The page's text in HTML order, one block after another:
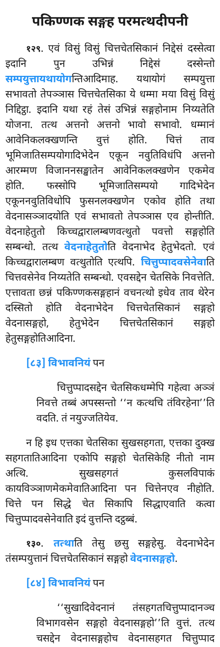
पकिण्णक सङ्गह परमत्थदीपनी
१२९. एवं विसुं विसुं चित्तचेतसिकानं निद्देसं दस्सेत्वा
इदानि पुन उभिन्नं निद्देसं दस्सेन्तो
सम्पयुत्तायथायोगन्तिआदिमाह. यथायोगं सम्पयुत्ता
सभावतो तेपञ्ञास चित्तचेतसिका ये धम्मा मया विसुं विसुं
निद्दिट्ठा. इदानि यथा रहं तेसं उभिन्नं सङ्गहोनाम निय्यतेति
योजना. तत्थ अत्तनो अत्तनो भावो सभावो. धम्मानं
आवेनिकलक्खणन्ति वुत्तं होति. चित्तं ताव
भूमिजातिसम्पयोगादिभेदेन एकून नवुतिविधंपि अत्तनो
आरम्मण विजाननसङ्खातेन आवेनिकलक्खणेन एकमेव
होति. फस्सोपि भूमिजातिसम्पयो गादिभेदेन
एकूननवुतिविधोपि फुसनलक्खणेन एकोव होति तथा
वेदनासञ्ञादयोति एवं सभावतो तेपञ्ञास एव होन्तीति.
वेदनाहेतुतो किच्चद्वारालम्बणवत्थुतो पवत्तो सङ्गहोति
सम्बन्धो. तत्थवेदनाहेतुतोति वेदनाभेद हेतुभेदतो. एवं
किच्चद्वारालम्बण वत्थुतोति एत्थपि. चित्तुप्पादवसेनेवाति
चित्तवसेनेव निय्यतेति सम्बन्धो. एवसद्देन चेतसिके निवत्तेति.
एत्तावता छन्नं पकिण्णकसङ्गहानं वचनत्थो इधेव ताव थेरेन
दस्सितो होति वेदनाभेदेन चित्तचेतसिकानं सङ्गहो
वेदनासङ्गहो, हेतुभेदेन चित्तचेतसिकानं सङ्गहो
हेतुसङ्गहोतिआदिना.
[८३] विभावनियंपन
चित्तुप्पादसद्देन चेतसिकधम्मेपि गहेत्वा अञ्ञं
निवत्ते तब्बं अपस्सन्तो ‘‘न कत्थचि तंविरहेना’’ति
वदति. तं नयुज्जतियेव.
न हि इध एत्तका चेतसिका सुखसहगता, एत्तका दुक्ख
सहगतातिआदिना एकोपि सङ्गहो चेतसिकेहि नीतो नाम
अत्थि. सुखसहगतं कुसलविपाकं
कायविञ्ञाणमेकमेवातिआदिना पन चित्तेनएव नीहोति.
चित्ते पन सिद्धे चेत सिकापि सिद्धाएवाति कत्वा
चित्तुप्पादवसेनेवाति इदं वुत्तन्ति दट्ठब्बं.
१३०. तत्थाति तेसु छसु सङ्गहेसु. वेदनाभेदेन
तंसम्पयुत्तानं चित्तचेतसिकानं सङ्गहोवेदनासङ्गहो.
[८४] विभावनियंपन
‘‘सुखादिवेदनानं तंसहगतचित्तुप्पादानञ्च
विभागवसेन सङ्गहो वेदनासङ्गहो’’ति वुत्तं. तत्थ
चसद्देन वेदनासङ्गहोच वेदनासहगत चित्तुप्पाद